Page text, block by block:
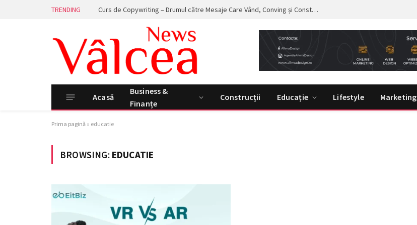
TRENDING Curs de Copywriting – Drumul către Mesaje Care Vând, Conving și Construiesc Branduri Puternice
Acasă
Business &
Finanțe
Construcții Educație Lifestyle Marketing
Prima pagină » educatie
BROWSING: EDUCATIE